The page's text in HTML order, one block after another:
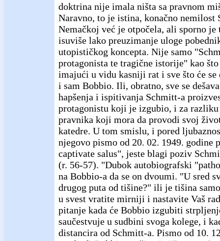
doktrina nije imala ništa sa pravnom
Naravno, to je istina, konačno nemilost
Nemačkoj već je otpočela, ali sporno
isuviše lako preuzimanje uloge
utopističkog koncepta. Nije samo
protagonista te tragične istorije" kao
imajući u vidu kasniji rat i sve što će se
i sam Bobbio. Ili, obratno, sve se
hapšenja i ispitivanja Schmitt-a
protagonistu koji je izgubio, i za
pravnika koji mora da provodi svoj
katedre. U tom smislu, i pored
njegovo pismo od 20. 02. 1949. godine
captivate salus", jeste blagi poziv
(r. 56-57). "Dubok autobiografski
na Bobbio-a da se on dvoumi. "U sred
drugog puta od tišine?" ili je tišina
u svest vratite mirniji i nastavite Vaš
pitanje kada će Bobbio izgubiti
saučestvuje u sudbini svoga kolege, i
distancira od Schmitt-a. Pismo od 10.